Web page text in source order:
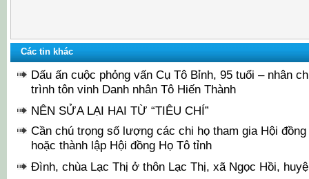
Các tin khác
Dấu ấn cuộc phỏng vấn Cụ Tô Bỉnh, 95 tuổi – nhân
trình tôn vinh Danh nhân Tô Hiến Thành
NÊN SỬA LẠI HAI TỪ “TIÊU CHÍ”
Cần chú trọng số lượng các chi họ tham gia Hội
hoặc thành lập Hội đồng Họ Tô tỉnh
Đình, chùa Lạc Thị ở thôn Lạc Thị, xã Ngọc Hồi,